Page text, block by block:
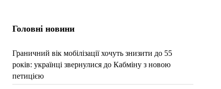
Головні новини
Граничний вік мобілізації хочуть знизити до 55
років: українці звернулися до Кабміну з новою
петицією